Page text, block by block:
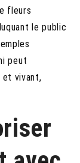
fleurs
le public
peut
et vivant,